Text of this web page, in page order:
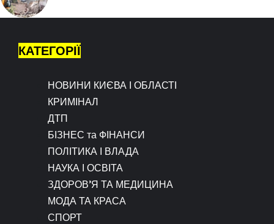
КАТЕГОРІЇ
НОВИНИ КИЄВА І ОБЛАСТІ
КРИМІНАЛ
ДТП
БІЗНЕС та ФІНАНСИ
ПОЛІТИКА І ВЛАДА
НАУКА І ОСВІТА
ЗДОРОВ’Я ТА МЕДИЦИНА
МОДА ТА КРАСА
СПОРТ